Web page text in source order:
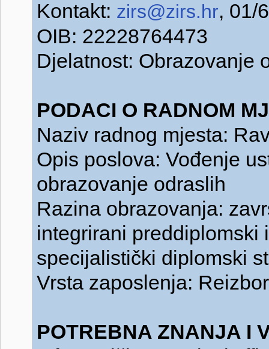
Kontakt: zirs@zirs.hr, 01/
OIB: 22228764473
Djelatnost: Obrazovanje
PODACI O RADNOM
Naziv radnog mjesta:
Opis poslova: Vođenje
obrazovanje odraslih
Razina obrazovanja:
integrirani
specijalistički diplomski
Vrsta zaposlenja:
POTREBNA ZNANJA I